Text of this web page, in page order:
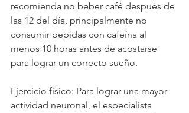
recomienda no beber café después de
las 12 del día, principalmente no
consumir bebidas con cafeína al
menos 10 horas antes de acostarse
para lograr un correcto sueño.
Ejercicio físico: Para lograr una mayor
actividad neuronal, el especialista